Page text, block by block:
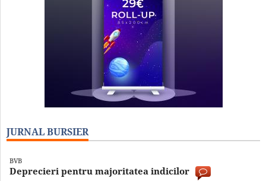
JURNAL BURSIER
BVB
Deprecieri pentru majoritatea indicilor